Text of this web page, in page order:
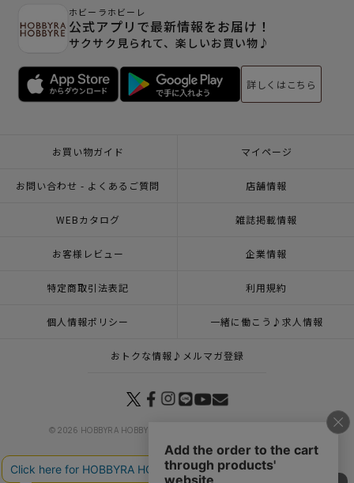
ホビーラホビーレ
公式アプリで最新情報をお届け！
サクサク見られて、楽しいお買い物♪
詳しくはこちら
お買い物ガイド マイページ
お問い合わせ - よくあるご質問 店舗情報
WEBカタログ 雑誌掲載情報
お客様レビュー 企業情報
特定商取引法表記 利用規約
個人情報ポリシー 一緒に働こう♪求人情報
おトクな情報♪メルマガ登録
© 2026 HOBBYRA HOBBYRE CORPORATION ALL Rights Reserved